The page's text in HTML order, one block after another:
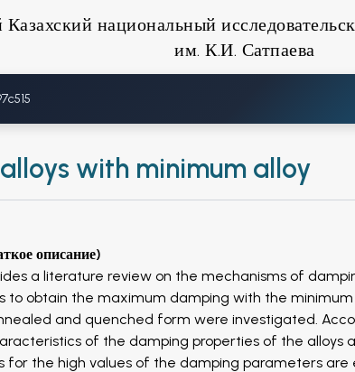
Казахский национальный
им. К.И. Сатпаева
with minimum alloy
описание)
a literature review on the mechanisms of
to obtain the maximum damping with the minimum
and quenched form were investigated.
of the damping properties of the alloys
for the high values ​​of the damping parameters are